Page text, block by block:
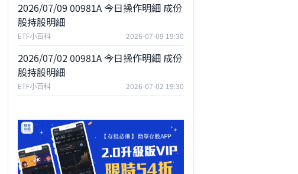
2026/07/09 00981A 今日操作明細 成份
股持股明細
ETF小百科 2026-07-09 19:30
2026/07/02 00981A 今日操作明細 成份
股持股明細
ETF小百科 2026-07-02 19:30